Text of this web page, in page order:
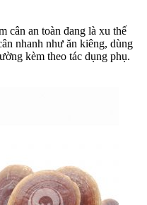
cân an toàn đang là xu thế
nhanh như ăn kiêng, dùng
kèm theo tác dụng phụ.